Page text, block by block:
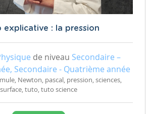
explicative : la pression
de niveau Secondaire –
Secondaire - Quatrième année
Newton, pascal, pression, sciences,
surface, tuto, tuto science